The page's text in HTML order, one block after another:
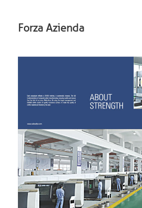
Forza Azienda